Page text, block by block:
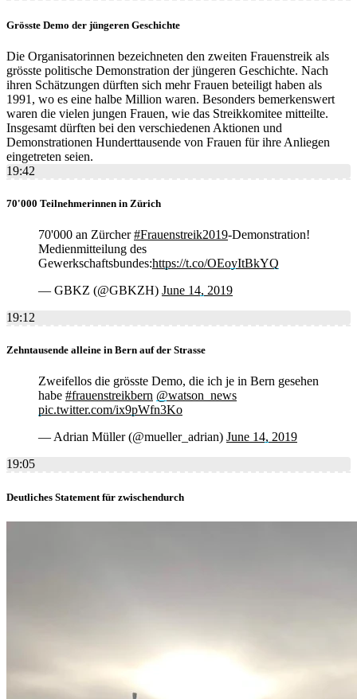
Grösste Demo der jüngeren Geschichte
Die Organisatorinnen bezeichneten den zweiten Frauenstreik als
grösste politische Demonstration der jüngeren Geschichte. Nach
ihren Schätzungen dürften sich mehr Frauen beteiligt haben als
1991, wo es eine halbe Million waren. Besonders bemerkenswert
waren die vielen jungen Frauen, wie das Streikkomitee mitteilte.
Insgesamt dürften bei den verschiedenen Aktionen und
Demonstrationen Hunderttausende von Frauen für ihre Anliegen
eingetreten seien.
19:42
70'000 Teilnehmerinnen in Zürich
70'000 an Zürcher#Frauenstreik2019-Demonstration!
Medienmitteilung des
Gewerkschaftsbundes:https://t.co/OEoyItBkYQ
— GBKZ (@GBKZH) June 14, 2019
19:12
Zehntausende alleine in Bern auf der Strasse
Zweifellos die grösste Demo, die ich je in Bern gesehen
habe #frauenstreikbern @watson_news
pic.twitter.com/ix9pWfn3Ko
— Adrian Müller (@mueller_adrian) June 14, 2019
19:05
Deutliches Statement für zwischendurch